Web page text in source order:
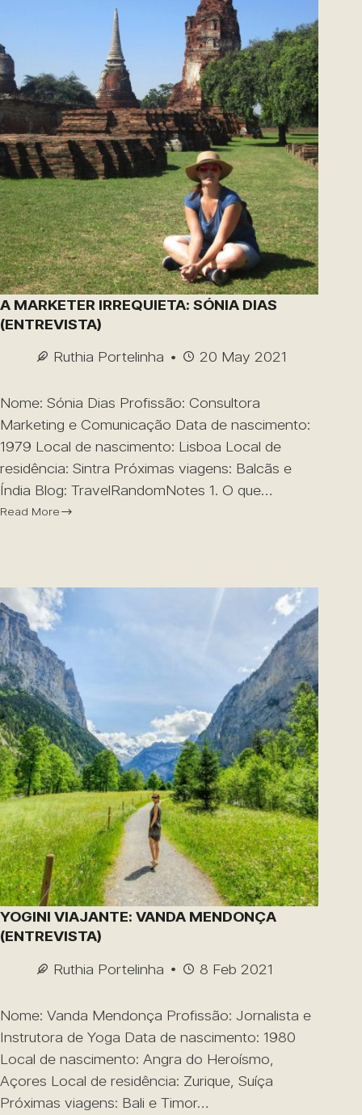
A MARKETER IRREQUIETA: SÓNIA DIAS
(ENTREVISTA)
Ruthia Portelinha
20 May 2021
Nome: Sónia Dias Profissão: Consultora
Marketing e Comunicação Data de nascimento:
1979 Local de nascimento: Lisboa Local de
residência: Sintra Próximas viagens: Balcãs e
Índia Blog: TravelRandomNotes 1. O que…
Read More
YOGINI VIAJANTE: VANDA MENDONÇA
(ENTREVISTA)
Ruthia Portelinha
8 Feb 2021
Nome: Vanda Mendonça Profissão: Jornalista e
Instrutora de Yoga Data de nascimento: 1980
Local de nascimento: Angra do Heroísmo,
Açores Local de residência: Zurique, Suíça
Próximas viagens: Bali e Timor…